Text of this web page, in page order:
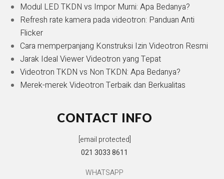
Modul LED TKDN vs Impor Murni: Apa Bedanya?
Refresh rate kamera pada videotron: Panduan Anti
Flicker
Cara memperpanjang Konstruksi Izin Videotron Resmi
Jarak Ideal Viewer Videotron yang Tepat
Videotron TKDN vs Non TKDN: Apa Bedanya?
Merek-merek Videotron Terbaik dan Berkualitas
CONTACT INFO
[email protected]
021 3033 8611
WHATSAPP